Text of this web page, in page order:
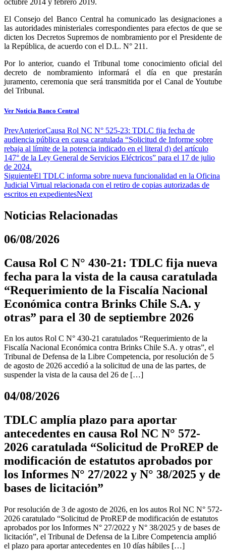
octubre 2014 y febrero 2019.
El Consejo del Banco Central ha comunicado las designaciones a
las autoridades ministeriales correspondientes para efectos de que se
dicten los Decretos Supremos de nombramiento por el Presidente de
la República, de acuerdo con el D.L. N° 211.
Por lo anterior, cuando el Tribunal tome conocimiento oficial del
decreto de nombramiento informará el día en que prestarán
juramento, ceremonia que será transmitida por el Canal de Youtube
del Tribunal.
Ver Noticia Banco Central
PrevAnteriorCausa Rol NC N° 525-23: TDLC fija fecha de
audiencia pública en causa caratulada “Solicitud de Informe sobre
rebaja al límite de la potencia indicado en el literal d) del artículo
147° de la Ley General de Servicios Eléctricos” para el 17 de julio
de 2024.
SiguienteEl TDLC informa sobre nueva funcionalidad en la Oficina
Judicial Virtual relacionada con el retiro de copias autorizadas de
escritos en expedientesNext
Noticias Relacionadas
06/08/2026
Causa Rol C N° 430-21: TDLC fija nueva
fecha para la vista de la causa caratulada
“Requerimiento de la Fiscalía Nacional
Económica contra Brinks Chile S.A. y
otras” para el 30 de septiembre 2026
En los autos Rol C N° 430-21 caratulados “Requerimiento de la
Fiscalía Nacional Económica contra Brinks Chile S.A. y otras”, el
Tribunal de Defensa de la Libre Competencia, por resolución de 5
de agosto de 2026 accedió a la solicitud de una de las partes, de
suspender la vista de la causa del 26 de […]
04/08/2026
TDLC amplía plazo para aportar
antecedentes en causa Rol NC N° 572-
2026 caratulada “Solicitud de ProREP de
modificación de estatutos aprobados por
los Informes N° 27/2022 y N° 38/2025 y de
bases de licitación”
Por resolución de 3 de agosto de 2026, en los autos Rol NC N° 572-
2026 caratulado “Solicitud de ProREP de modificación de estatutos
aprobados por los Informes N° 27/2022 y N° 38/2025 y de bases de
licitación”, el Tribunal de Defensa de la Libre Competencia amplió
el plazo para aportar antecedentes en 10 días hábiles […]